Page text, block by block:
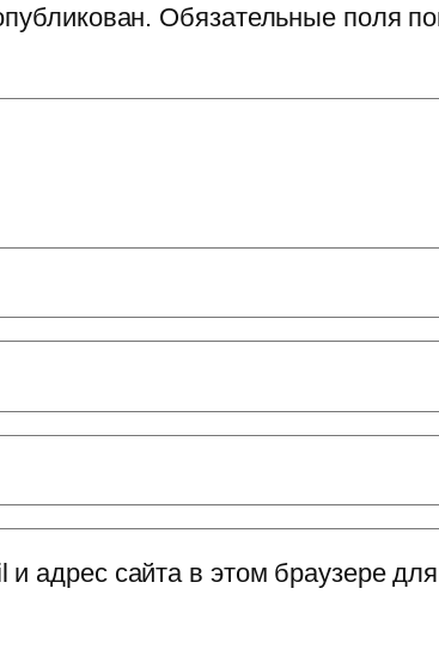
Обязательные поля
и адрес сайта в этом браузере